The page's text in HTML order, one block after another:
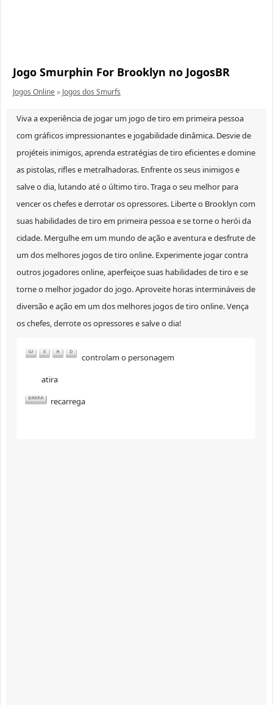
Jogo Smurphin For Brooklyn no JogosBR
Jogos Online» Jogos dos Smurfs
Viva a experiência de jogar um jogo de tiro em primeira pessoa
com gráficos impressionantes e jogabilidade dinâmica. Desvie de
projéteis inimigos, aprenda estratégias de tiro eficientes e domine
as pistolas, rifles e metralhadoras. Enfrente os seus inimigos e
salve o dia, lutando até o último tiro. Traga o seu melhor para
vencer os chefes e derrotar os opressores. Liberte o Brooklyn com
suas habilidades de tiro em primeira pessoa e se torne o herói da
cidade. Mergulhe em um mundo de ação e aventura e desfrute de
um dos melhores jogos de tiro online. Experimente jogar contra
outros jogadores online, aperfeiçoe suas habilidades de tiro e se
torne o melhor jogador do jogo. Aproveite horas intermináveis de
diversão e ação em um dos melhores jogos de tiro online. Vença
os chefes, derrote os opressores e salve o dia!
controlam o personagem
atira
recarrega